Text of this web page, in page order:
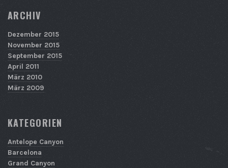
ARCHIV
Dezember 2015
November 2015
September 2015
April 2011
März 2010
März 2009
KATEGORIEN
Antelope Canyon
Barcelona
Grand Canyon